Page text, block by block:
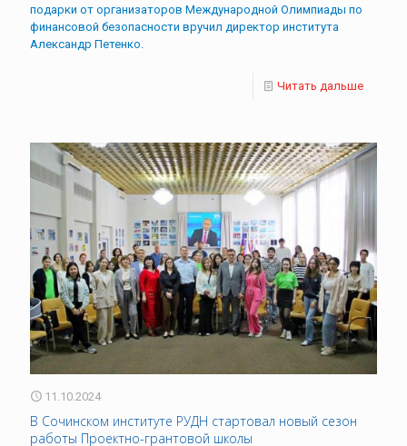
подарки от организаторов Международной Олимпиады по
финансовой безопасности вручил директор института
Александр Петенко.
Читать дальше
11.10.2024
В Сочинском институте РУДН стартовал новый сезон
работы Проектно-грантовой школы